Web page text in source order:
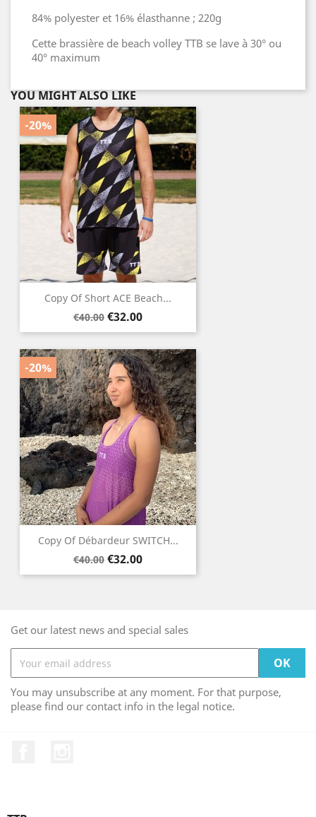
84% polyester et 16% élasthanne ; 220g
Cette brassière de beach volley TTB se lave à 30° ou
40° maximum
YOU MIGHT ALSO LIKE
Copy Of Short ACE Beach...
Regular
price
€40.00 Price
€32.00
-20%
Copy Of Débardeur SWITCH...
Regular
price
€40.00 Price
€32.00
-20%
Get our latest news and special sales
You may unsubscribe at any moment. For that purpose,
please find our contact info in the legal notice.